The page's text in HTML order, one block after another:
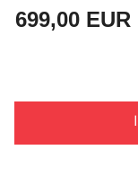
699,00 EUR